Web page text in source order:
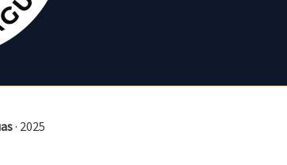
· 2025